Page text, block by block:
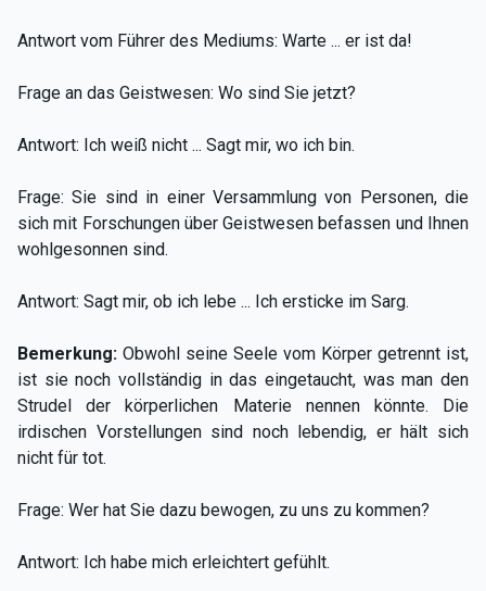
Antwort vom Führer des Mediums: Warte ... er ist da!
Frage an das Geistwesen: Wo sind Sie jetzt?
Antwort: Ich weiß nicht ... Sagt mir, wo ich bin.
Frage: Sie sind in einer Versammlung von Personen, die
sich mit Forschungen über Geistwesen befassen und Ihnen
wohlgesonnen sind.
Antwort: Sagt mir, ob ich lebe ... Ich ersticke im Sarg.
Bemerkung: Obwohl seine Seele vom Körper getrennt ist,
ist sie noch vollständig in das eingetaucht, was man den
Strudel der körperlichen Materie nennen könnte. Die
irdischen Vorstellungen sind noch lebendig, er hält sich
nicht für tot.
Frage: Wer hat Sie dazu bewogen, zu uns zu kommen?
Antwort: Ich habe mich erleichtert gefühlt.